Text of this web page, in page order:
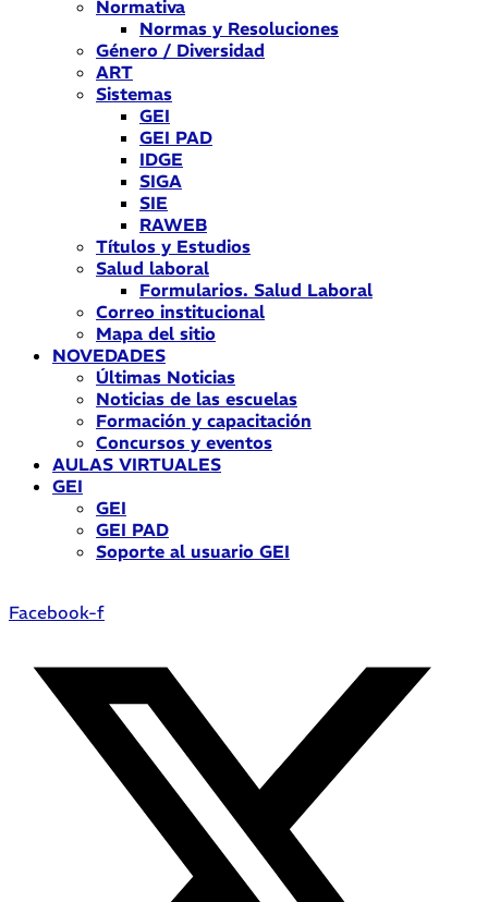
Normativa
Normas y Resoluciones
Género / Diversidad
ART
Sistemas
GEI
GEI PAD
IDGE
SIGA
SIE
RAWEB
Títulos y Estudios
Salud laboral
Formularios. Salud Laboral
Correo institucional
Mapa del sitio
NOVEDADES
Últimas Noticias
Noticias de las escuelas
Formación y capacitación
Concursos y eventos
AULAS VIRTUALES
GEI
GEI
GEI PAD
Soporte al usuario GEI
Facebook-f